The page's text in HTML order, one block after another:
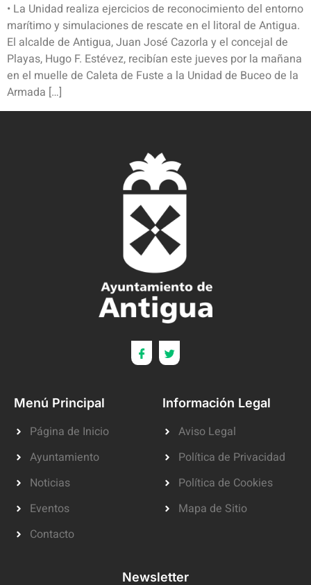
• La Unidad realiza ejercicios de reconocimiento del entorno
marítimo y simulaciones de rescate en el litoral de Antigua.
El alcalde de Antigua, Juan José Cazorla y el concejal de
Playas, Hugo F. Estévez, recibían este jueves por la mañana
en el muelle de Caleta de Fuste a la Unidad de Buceo de la
Armada […]
Menú Principal
Página de Inicio
Ayuntamiento
Noticias
Eventos
Contacto
Información Legal
Aviso Legal
Política de Privacidad
Política de Cookies
Mapa de Sitio
Newsletter